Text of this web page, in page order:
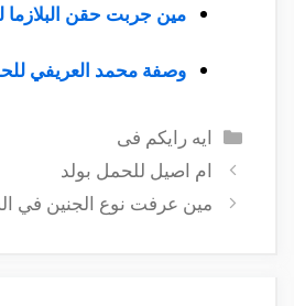
مين جربت حقن البلازما
وصفة محمد العريفي
التصنيفات
ايه رايكم فى
ام اصيل للحمل بولد
مين عرفت نوع الجنين في